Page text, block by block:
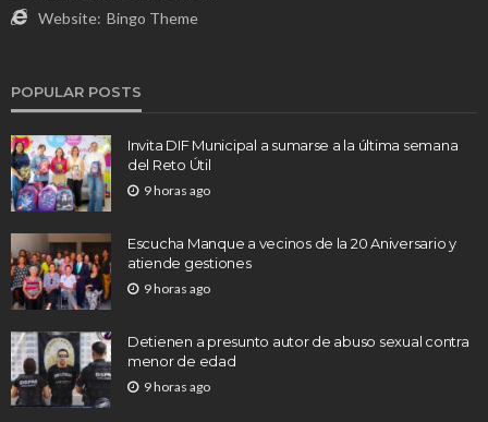
Website: Bingo Theme
POPULAR POSTS
Invita DIF Municipal a sumarse a la última semana
del Reto Útil
9 horas ago
Escucha Manque a vecinos de la 20 Aniversario y
atiende gestiones
9 horas ago
Detienen a presunto autor de abuso sexual contra
menor de edad
9 horas ago